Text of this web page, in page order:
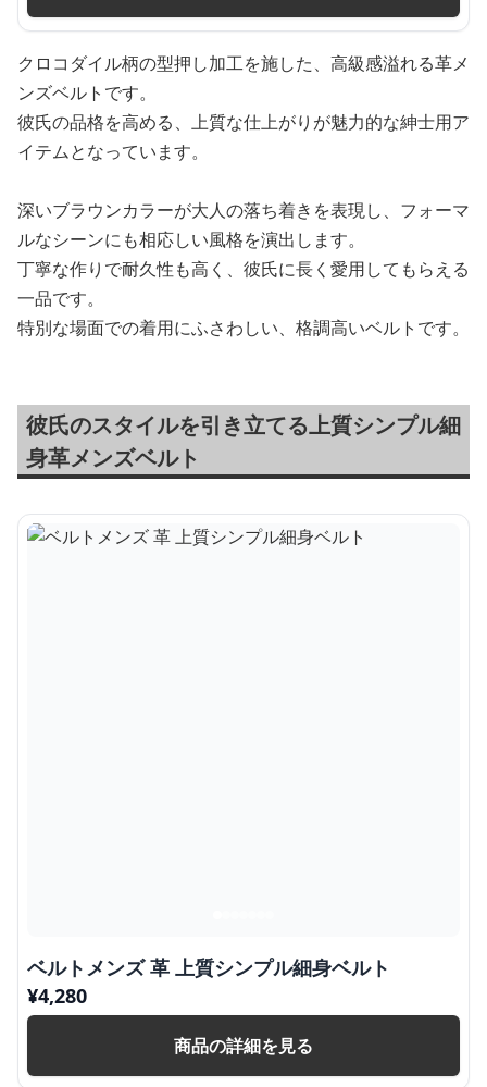
クロコダイル柄の型押し加工を施した、高級感溢れる革メ
ンズベルトです。
彼氏の品格を高める、上質な仕上がりが魅力的な紳士用ア
イテムとなっています。
深いブラウンカラーが大人の落ち着きを表現し、フォーマ
ルなシーンにも相応しい風格を演出します。
丁寧な作りで耐久性も高く、彼氏に長く愛用してもらえる
一品です。
特別な場面での着用にふさわしい、格調高いベルトです。
彼氏のスタイルを引き立てる上質シンプル細
身革メンズベルト
ベルトメンズ 革 上質シンプル細身ベルト
¥4,280
商品の詳細を見る